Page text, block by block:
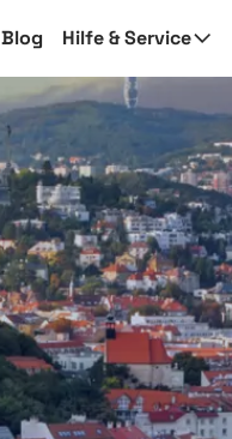
Blog Hilfe & Service